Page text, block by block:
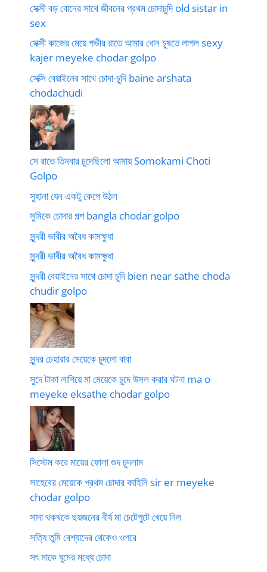
সেক্সী বড় বোনের সাথে জীবনের প্রথম চোদাচুদি old sistar in
sex
সেক্সী কাজের মেয়ে গভীর রাতে আমার ধোন চুষতে লাগল sexy
kajer meyeke chodar golpo
সেক্সি বেয়াইনের সাথে চোদা-চুদি baine arshata
chodachudi
সে রাতে তিনবার চুদেছিলো আমায় Somokami Choti
Golpo
সুহানা যেন একটু কেপে উঠল
সুমিকে চোদার গল্প bangla chodar golpo
সুন্দরী ভাবীর অবৈধ কামক্ষুধা
সুন্দরী ভাবীর অবৈধ কামক্ষুধা
সুন্দরী বেয়াইনের সাথে চোদা চুদি bien near sathe choda
chudir golpo
সুন্দর চেহারার মেয়েকে চুদলো বাবা
সুদে টাকা লাগিয়ে মা মেয়েকে চুদে উসল করার ঘটনা ma o
meyeke eksathe chodar golpo
সিস্টেম করে মায়ের ফোলা গুদ চুদলাম
সাহেবের মেয়েকে প্রথম চোদার কাহিনি sir er meyeke
chodar golpo
সাদা থকথকে ছয়জনের বীর্য মা চেটেপুটে খেয়ে নিল
সত্যি তুমি বেশ্যাদের থেকেও ওপরে
সৎ মাকে ঘুমের মধ্যে চোদা